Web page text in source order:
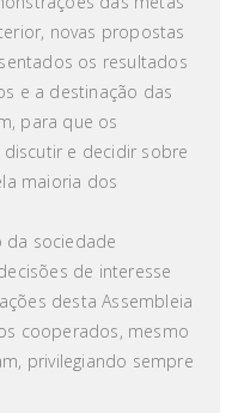
novas propostas
os resultados
e a destinação das
para que os
e decidir sobre
maioria dos
da sociedade
de interesse
desta Assembleia
cooperados, mesmo
privilegiando sempre